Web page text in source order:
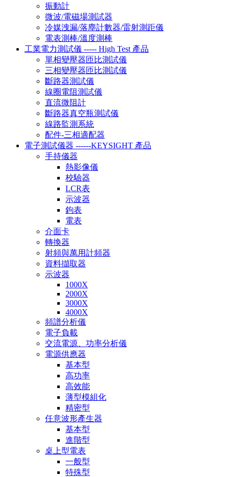
振動計
微波/電磁場測試器
冷媒洩漏/落塵計數器/雷射測距儀
電表測棒/溫度測棒
工業電力測試儀 ----- High Test 產品
單相變壓器匝比測試儀
三相變壓器匝比測試儀
斷路器測試儀
線圈電阻測試儀
直流微阻計
斷路器真空瓶測試儀
線路監測系統
配件-三相適配器
電子測試儀器 ------KEYSIGHT 產品
手持儀器
熱影像儀
校驗器
LCR表
示波器
鉤表
電表
介面卡
轉換器
射頻與萬用計頻器
資料擷取器
示波器
1000X
2000X
3000X
4000X
頻譜分析儀
電子負載
交流電源、功率分析儀
電源供應器
基本型
高功率
高效能
薄型模組化
精密型
任意波形產生器
基本型
進階型
桌上型電表
一般型
特殊型